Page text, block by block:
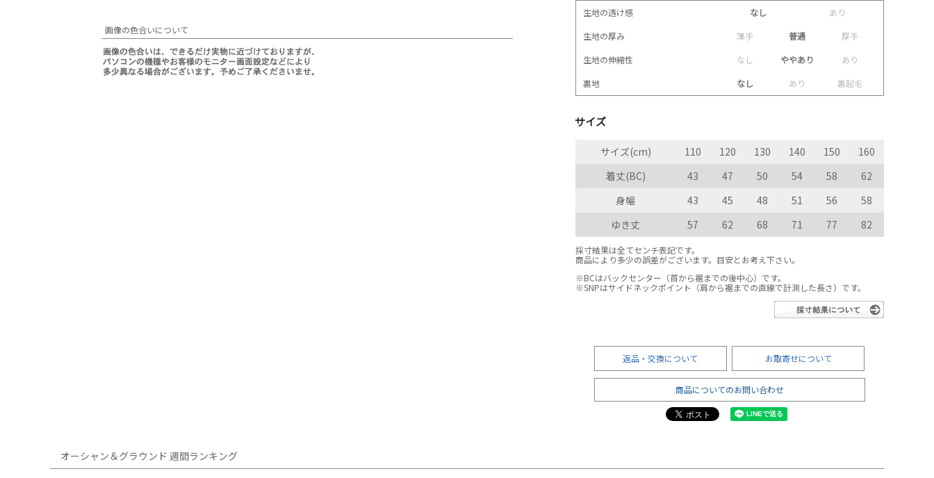
画像の色合いについて
生地の透け感 なし あ り
生地の厚み
薄手 普通 厚手
生地の伸縮性
な し ややあり あ り
裏地
なし あ り 裏起毛
サイズ
サイズ(cm) 110 120 130 140 150
160
着丈(BC)
43 47 50 54 58
62
身幅
43 45 48 51 56
58
ゆき丈
57 62 68 71 77 82
採寸結果は全てセンチ表記です。
商品により多少の誤差がございます。目安とお考え下さい。
※BCはバックセンター（首から裾までの後中心）です。
※SNPはサイドネックポイント（肩から裾までの直線で計測した長さ）です。
返品・交換について お取寄せについて
商品についてのお問い合わせ
オーシャン＆グラウンド 週間ランキング